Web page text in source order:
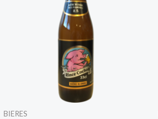
BIERES